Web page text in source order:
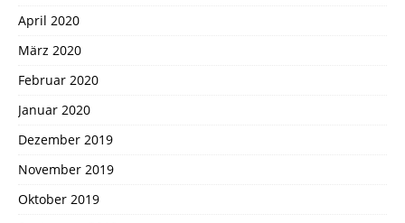
April 2020
März 2020
Februar 2020
Januar 2020
Dezember 2019
November 2019
Oktober 2019